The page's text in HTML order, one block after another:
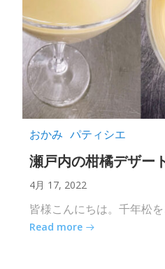
おかみ パティシエ
瀬戸内の柑橘デザー
4月 17, 2022
皆様こんにちは。千年松
Read more